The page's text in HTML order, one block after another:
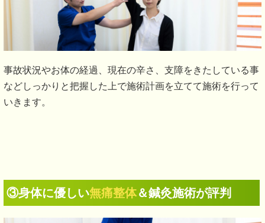
事故状況やお体の経過、現在の辛さ、支障をきたしている事
などしっかりと把握した上で施術計画を立てて施術を行って
いきます。
③身体に優しい無痛整体＆鍼灸施術が評判